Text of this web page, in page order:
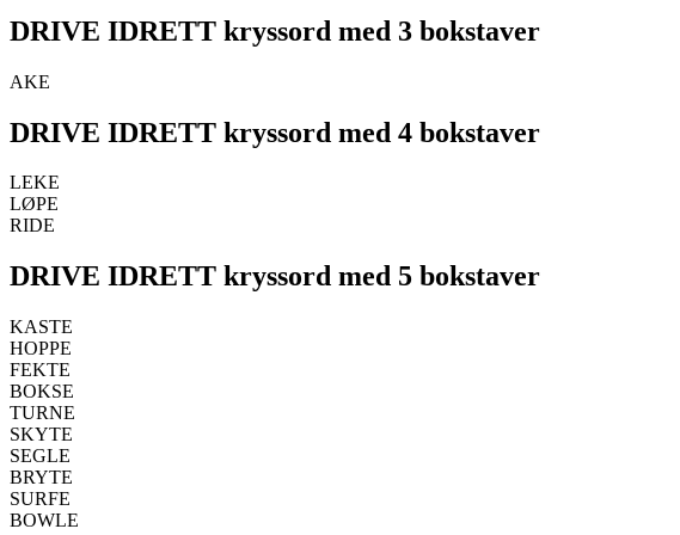
DRIVE IDRETT kryssord med 3 bokstaver
AKE
DRIVE IDRETT kryssord med 4 bokstaver
LEKE
LØPE
RIDE
DRIVE IDRETT kryssord med 5 bokstaver
KASTE
HOPPE
FEKTE
BOKSE
TURNE
SKYTE
SEGLE
BRYTE
SURFE
BOWLE